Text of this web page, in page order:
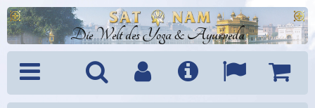
Die Welt des Yoga & Ayurveda